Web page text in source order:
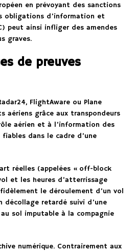
en prévoyant des sanctions
obligations d’information et
peut ainsi infliger des amendes
graves.
de preuves
FlightAware ou Plane
aériens grâce aux transpondeurs
aérien et à l’information des
dans le cadre d’une
réelles (appelées « off-block
et les heures d’atterrissage
le déroulement d’un vol
décollage retardé suivi d’une
sol imputable à la compagnie
numérique. Contrairement aux